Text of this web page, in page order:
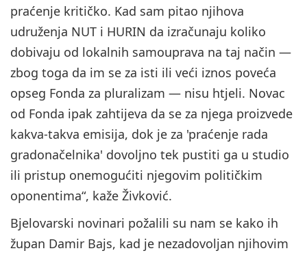
praćenje kritičko. Kad sam pitao njihova
udruženja NUT i HURIN da izračunaju koliko
dobivaju od lokalnih samouprava na taj način —
zbog toga da im se za isti ili veći iznos poveća
opseg Fonda za pluralizam — nisu htjeli. Novac
od Fonda ipak zahtijeva da se za njega proizvede
kakva-takva emisija, dok je za 'praćenje rada
gradonačelnika' dovoljno tek pustiti ga u studio
ili pristup onemogućiti njegovim političkim
oponentima“, kaže Živković.
Bjelovarski novinari požalili su nam se kako ih
župan Damir Bajs, kad je nezadovoljan njihovim